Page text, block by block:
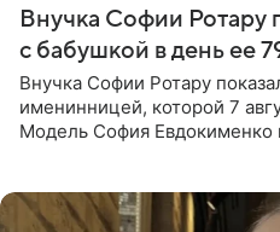
Внучка Софии Ротару
с бабушкой в день ее
Внучка Софии Ротару
именинницей, которой 7
Модель София Евдокименко